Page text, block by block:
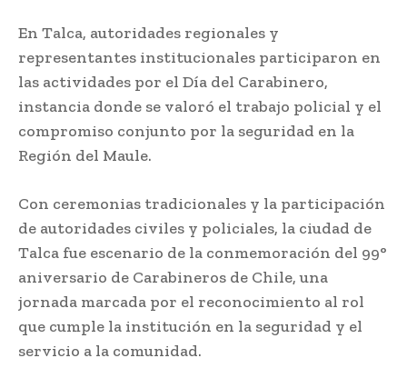
En Talca, autoridades regionales y
representantes institucionales participaron en
las actividades por el Día del Carabinero,
instancia donde se valoró el trabajo policial y el
compromiso conjunto por la seguridad en la
Región del Maule.
Con ceremonias tradicionales y la participación
de autoridades civiles y policiales, la ciudad de
Talca fue escenario de la conmemoración del 99°
aniversario de Carabineros de Chile, una
jornada marcada por el reconocimiento al rol
que cumple la institución en la seguridad y el
servicio a la comunidad.